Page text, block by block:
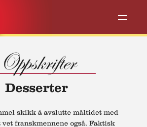
Oppskrifter
Desserter
skikk å avslutte måltidet med
vet franskmennene også. Faktisk